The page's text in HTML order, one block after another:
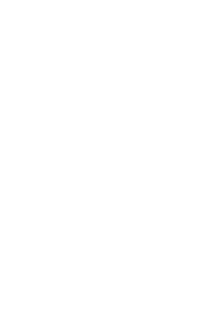
de facettes
facettes
docteur Ghadimi pour une
Un éclaircissement n’étant
esthétiques, un projet
pelliculaires, a donc été